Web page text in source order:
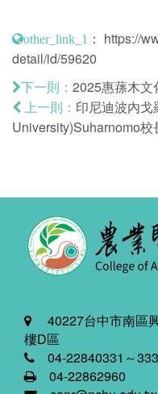
other_link_1 ： https://
detail/id/59620
下一則： 2025惠蓀木文
上一則： 印尼迪波內
University)Suharnomo
40227台中市南區
樓D區
04-22840331～333
04-22862960